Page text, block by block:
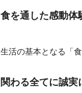
食を通した感動体
生活の基本となる「
関わる全てに誠